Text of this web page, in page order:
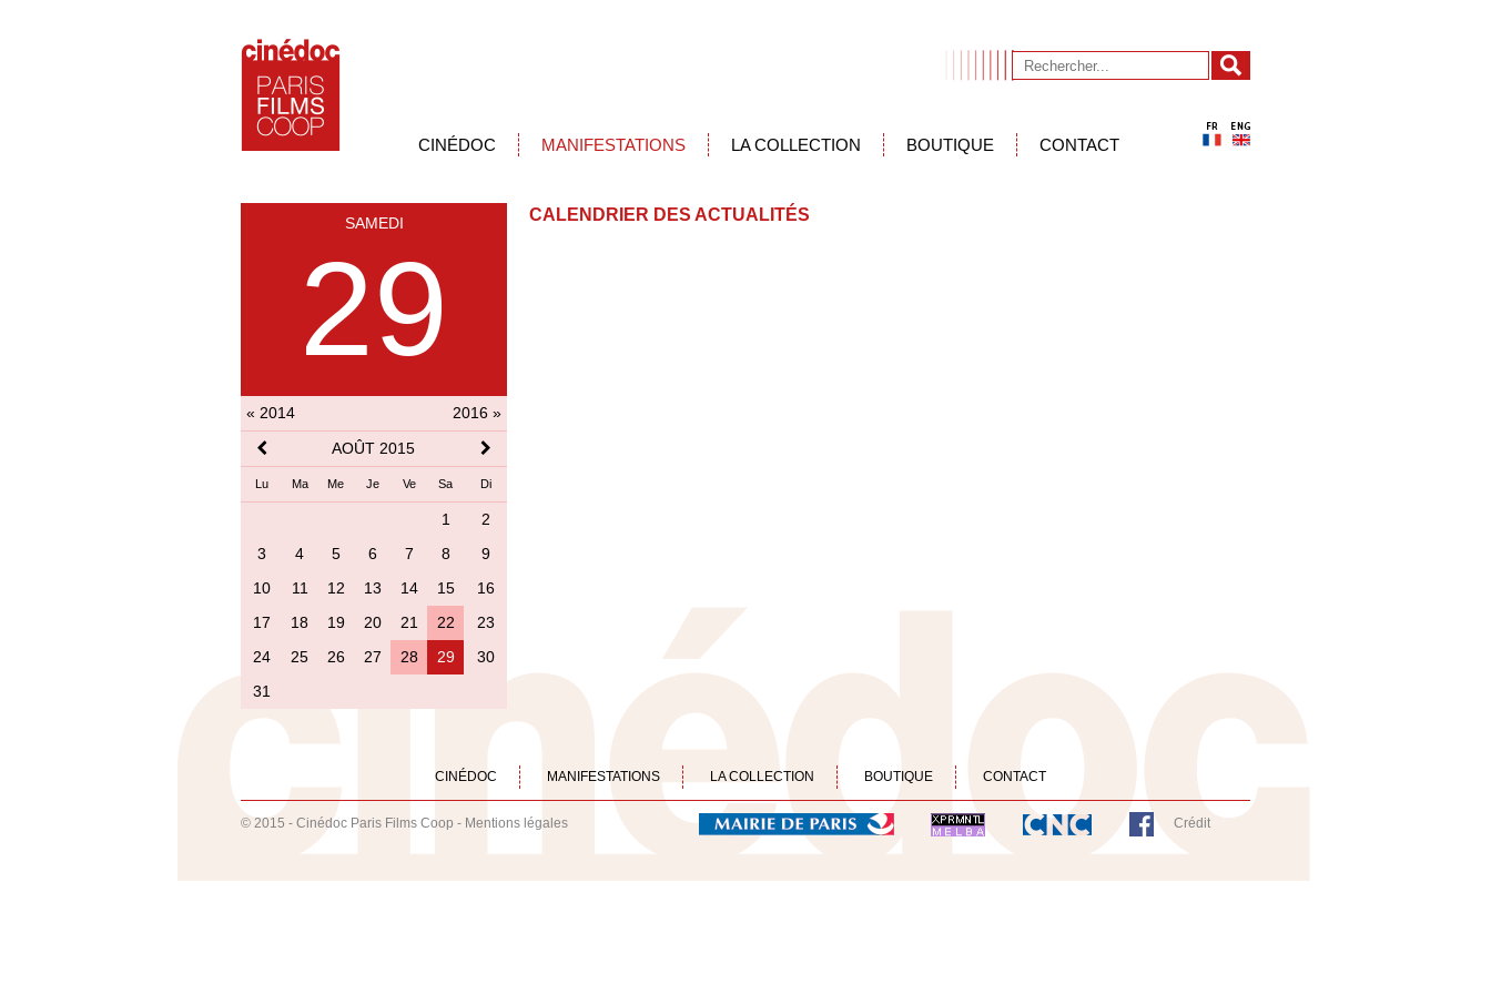
CINÉDOC MANIFESTATIONS LA COLLECTION BOUTIQUE CONTACT
SAMEDI
29
« 2014
2016 »
AOÛT 2015
Lu Ma Me Je Ve Sa Di
1
2
3
4 5 6 7 8
9
10
11 12 13 14 15
16
17
18 19 20 21 22
23
24
25 26 27 28 29
30
31
CALENDRIER DES ACTUALITÉS
CINÉDOC MANIFESTATIONS LA COLLECTION BOUTIQUE CONTACT
© 2015 - Cinédoc Paris Films Coop - Mentions légales Crédit